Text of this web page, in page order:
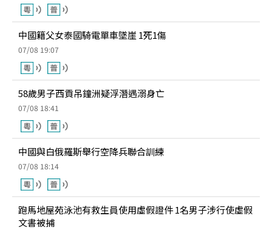
中國籍父女泰國騎電單車墜崖 1死1傷
07/08 19:07
58歲男子西貢吊鐘洲疑浮潛遇溺身亡
07/08 18:41
中國與白俄羅斯舉行空降兵聯合訓練
07/08 18:14
跑馬地屋苑泳池有救生員使用虛假證件 1名男子涉行使虛假
文書被捕